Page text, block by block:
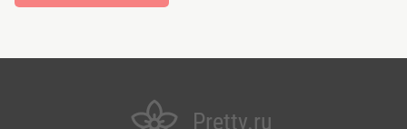
Pretty.ru